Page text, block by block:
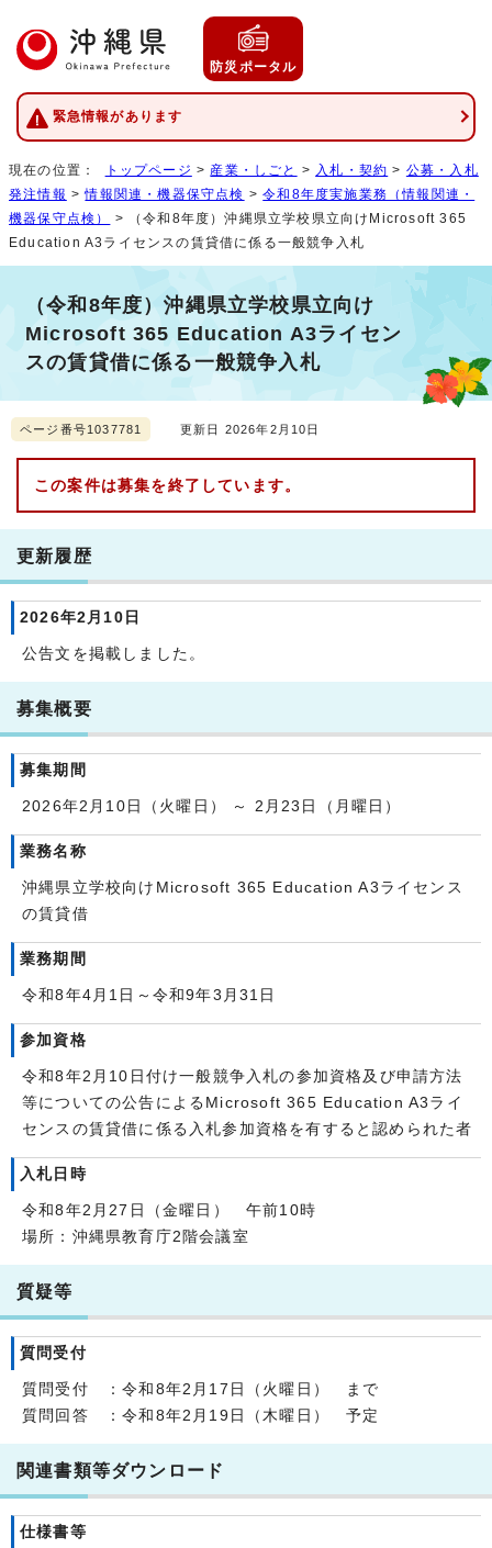
防災ポータル
緊急情報があります
現在の位置： トップページ > 産業・しごと > 入札・契約 > 公募・入札
発注情報 >情報関連・機器保守点検 >令和8年度実施業務（情報関連・
機器保守点検）
> （令和8年度）沖縄県立学校県立向けMicrosoft 365
Education A3ライセンスの賃貸借に係る一般競争入札
（令和8年度）沖縄県立学校県立向け
Microsoft 365 Education A3ライセン
スの賃貸借に係る一般競争入札
ページ番号1037781 更新日 2026年2月10日
この案件は募集を終了しています。
更新履歴
2026年2月10日
公告文を掲載しました。
募集概要
募集期間
2026年2月10日（火曜日） ～ 2月23日（月曜日）
業務名称
沖縄県立学校向けMicrosoft 365 Education A3ライセンス
の賃貸借
業務期間
令和8年4月1日～令和9年3月31日
参加資格
令和8年2月10日付け一般競争入札の参加資格及び申請方法
等についての公告によるMicrosoft 365 Education A3ライ
センスの賃貸借に係る入札参加資格を有すると認められた者
入札日時
令和8年2月27日（金曜日） 午前10時
場所：沖縄県教育庁2階会議室
質疑等
質問受付
質問受付 ：令和8年2月17日（火曜日） まで
質問回答 ：令和8年2月19日（木曜日） 予定
関連書類等ダウンロード
仕様書等